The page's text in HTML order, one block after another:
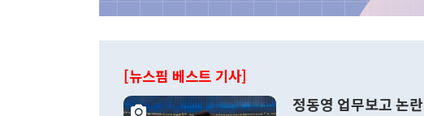
[뉴스핌 베스트 기사]
정동영 업무보고 논란